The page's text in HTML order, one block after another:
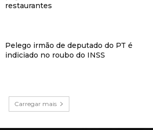
restaurantes
Pelego irmão de deputado do PT é
indiciado no roubo do INSS
Carregar mais